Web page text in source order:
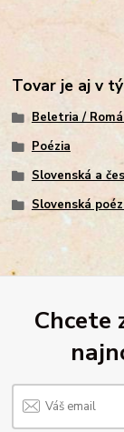
Tovar je aj v
Beletria /
Poézia
Slovenská a
Slovenská
Chcete